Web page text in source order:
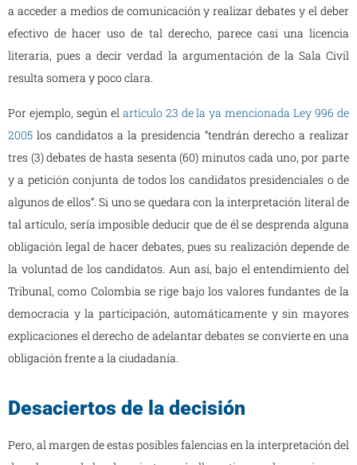
a acceder a medios de comunicación y realizar debates y el deber
efectivo de hacer uso de tal derecho, parece casi una licencia
literaria, pues a decir verdad la argumentación de la Sala Civil
resulta somera y poco clara.
Por ejemplo, según el artículo 23 de la ya mencionada Ley 996 de
2005 los candidatos a la presidencia “tendrán derecho a realizar
tres (3) debates de hasta sesenta (60) minutos cada uno, por parte
y a petición conjunta de todos los candidatos presidenciales o de
algunos de ellos”. Si uno se quedara con la interpretación literal de
tal artículo, sería imposible deducir que de él se desprenda alguna
obligación legal de hacer debates, pues su realización depende de
la voluntad de los candidatos. Aun así, bajo el entendimiento del
Tribunal, como Colombia se rige bajo los valores fundantes de la
democracia y la participación, automáticamente y sin mayores
explicaciones el derecho de adelantar debates se convierte en una
obligación frente a la ciudadanía.
Desaciertos de la decisión
Pero, al margen de estas posibles falencias en la interpretación del